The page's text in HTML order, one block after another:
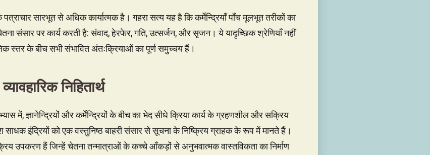
पत्राचार सारभूत से अधिक कार्यात्मक है। गहरा सत्य यह है कि कर्मेन्द्रियाँ पाँच मूलभूत तरीकों का
संसार पर कार्य करती है: संवाद, हेरफेर, गति, उत्सर्जन, और सृजन। ये यादृच्छिक श्रेणियाँ नहीं
स्तर के बीच सभी संभावित अंतःक्रियाओं का पूर्ण समुच्चय हैं।
निहितार्थ
में, ज्ञानेन्द्रियों और कर्मेन्द्रियों के बीच का भेद सीधे क्रिया कार्य के ग्रहणशील और सक्रिय
इंद्रियों को एक वस्तुनिष्ठ बाहरी संसार से सूचना के निष्क्रिय ग्राहक के रूप में मानते हैं।
उपकरण हैं जिन्हें चेतना तन्मात्राओं के कच्चे आँकड़ों से अनुभवात्मक वास्तविकता का निर्माण